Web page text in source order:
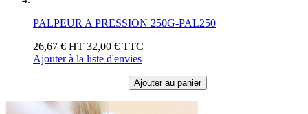
PALPEUR A PRESSION 250G-PAL250
26,67 € HT 32,00 € TTC
Ajouter à la liste d'envies
Ajouter au panier